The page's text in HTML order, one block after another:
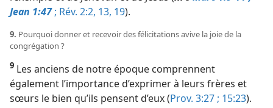
Jean 1:47; Rév. 2:2, 13, 19).
9. Pourquoi donner et recevoir des félicitations avive la joie de la
congrégation ?
9 Les anciens de notre époque comprennent
également l’importance d’exprimer à leurs frères et
sœurs le bien qu’ils pensent d’eux (Prov. 3:27 ; 15:23).